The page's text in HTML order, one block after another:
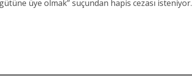
üye olmak” suçundan hapis cezası isteniyor.